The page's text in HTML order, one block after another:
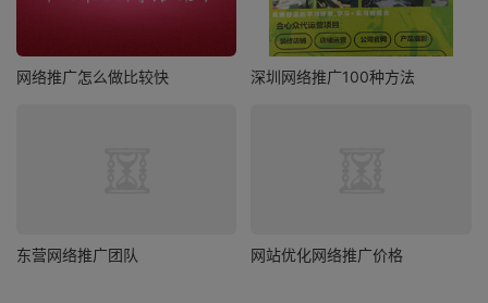
网络推广怎么做比较快 深圳网络推广100种方法
东营网络推广团队 网站优化网络推广价格